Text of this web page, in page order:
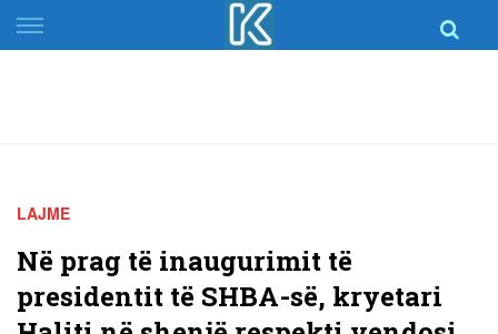
Skip
to
LAJME
Në prag të inaugurimit të
presidentit të SHBA-së, kryetari